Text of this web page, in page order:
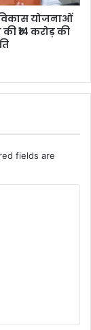
योजनाओं
₹14 करोड़ की
fields are